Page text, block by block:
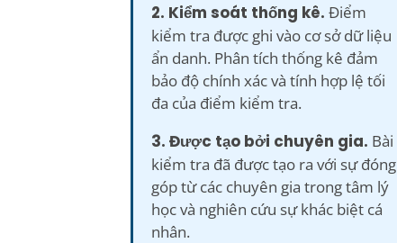
2. Kiểm soát thống kê. Điểm
kiểm tra được ghi vào cơ sở dữ liệu
ẩn danh. Phân tích thống kê đảm
bảo độ chính xác và tính hợp lệ tối
đa của điểm kiểm tra.
3. Được tạo bởi chuyên gia. Bài
kiểm tra đã được tạo ra với sự đóng
góp từ các chuyên gia trong tâm lý
học và nghiên cứu sự khác biệt cá
nhân.